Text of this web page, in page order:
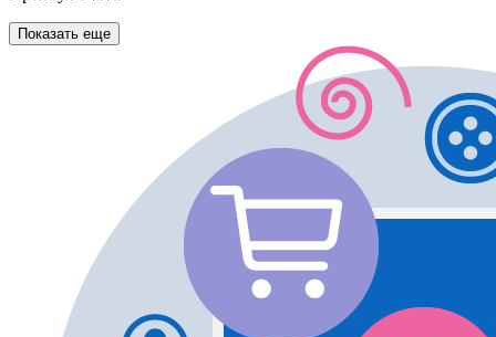
Показать еще